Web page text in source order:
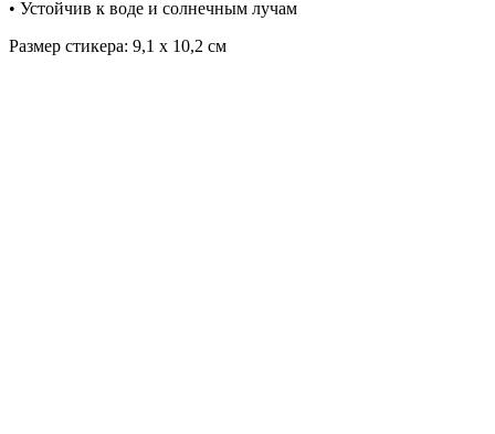
• Устойчив к воде и солнечным лучам
Размер стикера: 9,1 х 10,2 см